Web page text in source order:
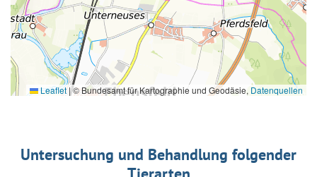
Leaflet |© Bundesamt für Kartographie und Geodäsie, Datenquellen
Untersuchung und Behandlung folgender